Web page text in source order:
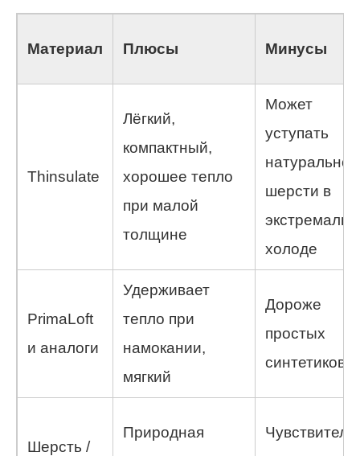
Материал Плюсы Минусы
Thinsulate
Лёгкий,
компактный,
хорошее тепло
при малой
толщине
Может
уступать
натуральной
шерсти в
холоде
PrimaLoft
и аналоги
Удерживает
тепло при
намокании,
мягкий
Дороже
простых
синтетиков
Шерсть /
Природная